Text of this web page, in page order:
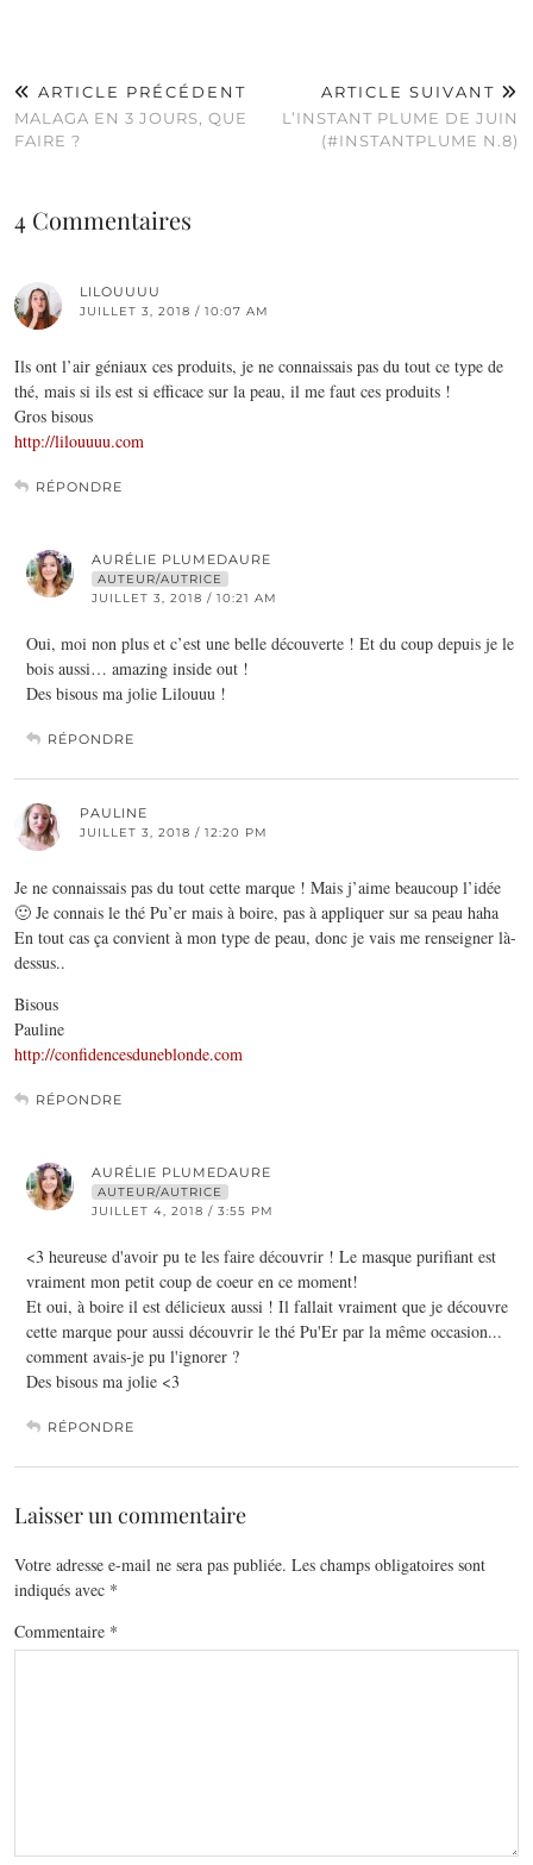
ARTICLE PRÉCÉDENT
MALAGA EN 3 JOURS, QUE
FAIRE ?
ARTICLE SUIVANT
L’INSTANT PLUME DE JUIN
(#INSTANTPLUME N.8)
4 Commentaires
LILOUUUU
JUILLET 3, 2018 / 10:07 AM
Ils ont l’air géniaux ces produits, je ne connaissais pas du tout ce type de
thé, mais si ils est si efficace sur la peau, il me faut ces produits !
Gros bisous
http://lilouuuu.com
RÉPONDRE
AURÉLIE PLUMEDAURE
AUTEUR/AUTRICE
JUILLET 3, 2018 / 10:21 AM
Oui, moi non plus et c’est une belle découverte ! Et du coup depuis je le
bois aussi… amazing inside out !
Des bisous ma jolie Lilouuu !
RÉPONDRE
PAULINE
JUILLET 3, 2018 / 12:20 PM
Je ne connaissais pas du tout cette marque ! Mais j’aime beaucoup l’idée
🙂 Je connais le thé Pu’er mais à boire, pas à appliquer sur sa peau haha
En tout cas ça convient à mon type de peau, donc je vais me renseigner là-
dessus..
Bisous
Pauline
http://confidencesduneblonde.com
RÉPONDRE
AURÉLIE PLUMEDAURE
AUTEUR/AUTRICE
JUILLET 4, 2018 / 3:55 PM
<3 heureuse d'avoir pu te les faire découvrir ! Le masque purifiant est
vraiment mon petit coup de coeur en ce moment!
Et oui, à boire il est délicieux aussi ! Il fallait vraiment que je découvre
cette marque pour aussi découvrir le thé Pu'Er par la même occasion...
comment avais-je pu l'ignorer ?
Des bisous ma jolie <3
RÉPONDRE
Laisser un commentaire
Votre adresse e-mail ne sera pas publiée. Les champs obligatoires sont
indiqués avec *
Commentaire *